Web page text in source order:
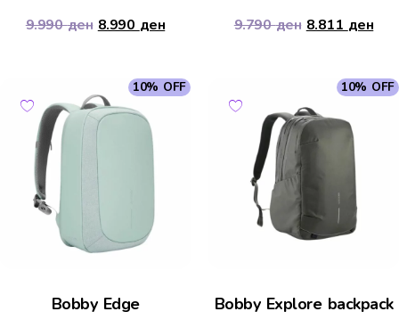
9.990ден 8.990 ден 9.790ден 8.811 ден
10% OFF
Bobby Edge
10% OFF
Bobby Explore backpack